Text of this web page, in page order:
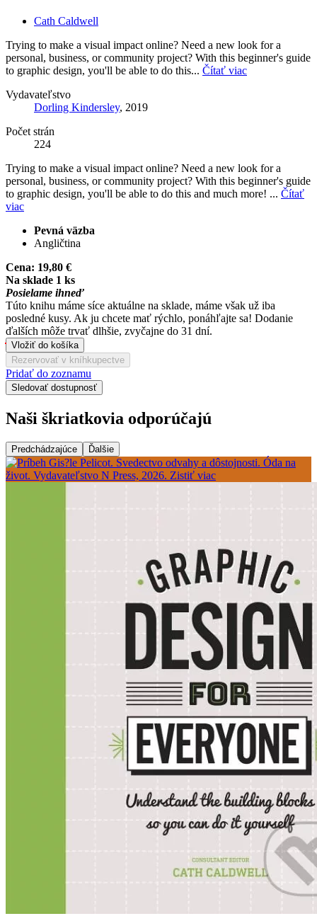
Cath Caldwell
Trying to make a visual impact online? Need a new look for a
personal, business, or community project? With this beginner's guide
to graphic design, you'll be able to do this... Čítať viac
Vydavateľstvo
Dorling Kindersley, 2019
Počet strán
224
Trying to make a visual impact online? Need a new look for a
personal, business, or community project? With this beginner's guide
to graphic design, you'll be able to do this and much more! ... Čítať
viac
Pevná väzba
Angličtina
Cena: 19,80 €
Na sklade 1 ks
Posielame ihneď
Túto knihu máme síce aktuálne na sklade, máme však už iba
posledné kusy. Ak ju chcete mať rýchlo, ponáhľajte sa! Dodanie
ďalších môže trvať dlhšie, zvyčajne do 31 dní.
Vložiť do košíka
Rezervovať v kníhkupectve
Pridať do zoznamu
Sledovať dostupnosť
Naši škriatkovia odporúčajú
Predchádzajúce Ďalšie